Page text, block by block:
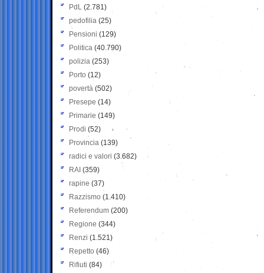
PdL (2.781)
pedofilia (25)
Pensioni (129)
Politica (40.790)
polizia (253)
Porto (12)
povertà (502)
Presepe (14)
Primarie (149)
Prodi (52)
Provincia (139)
radici e valori (3.682)
RAI (359)
rapine (37)
Razzismo (1.410)
Referendum (200)
Regione (344)
Renzi (1.521)
Repetto (46)
Rifiuti (84)